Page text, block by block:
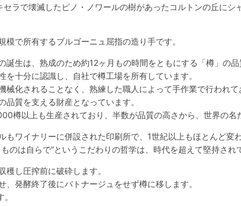
ラで壊滅したピノ・ノワールの樹があったコルトンの丘にシ
模で所有するブルゴーニュ屈指の造り手です。
誕生は、熟成のため約12ヶ月もの時間をともにする「樽」の品
を十分に認識し、自社で樽工場を所有しています。
械化されることなく、熟練した職人によって手作業で行われ
質を支える財産となっています。
樽以上も生産されており、半数が品質の高さから、世界の名
もワイナリーに併設された印刷所で、1世紀以上もほとんど変
のは自らで”というこだわりの哲学は、時代を超えて堅持され
穫し圧搾前に破砕します。
、発酵終了後にバトナージュをせず樽に移します。